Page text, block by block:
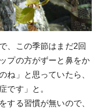
、この季節はまだ2回
プの方がずーと鼻をか
ね」と思っていたら、
です」と。
する習慣が無いので、